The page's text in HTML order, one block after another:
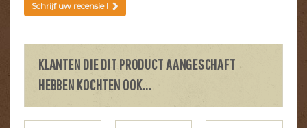
Schrijf uw recensie !
KLANTEN DIE DIT PRODUCT AANGESCHAFT
HEBBEN KOCHTEN OOK...